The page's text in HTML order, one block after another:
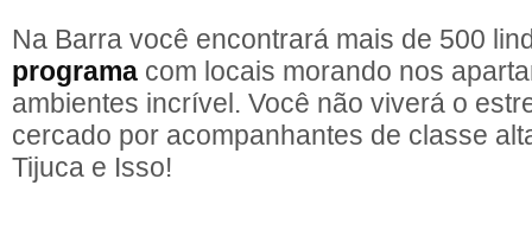
Na Barra você encontrará mais de 500
programa com locais morando nos
ambientes incrível. Você não viverá o
cercado por acompanhantes de classe
Tijuca e Isso!